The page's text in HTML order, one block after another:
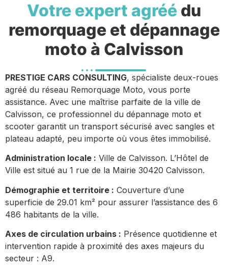
Votre expert agréé du
remorquage et dépannage
moto à Calvisson
PRESTIGE CARS CONSULTING, spécialiste deux-roues
agréé du réseau Remorquage Moto, vous porte
assistance. Avec une maîtrise parfaite de la ville de
Calvisson, ce professionnel du dépannage moto et
scooter garantit un transport sécurisé avec sangles et
plateau adapté, peu importe où vous êtes immobilisé.
Administration locale : Ville de Calvisson. L’Hôtel de
Ville est situé au 1 rue de la Mairie 30420 Calvisson.
Démographie et territoire : Couverture d’une
superficie de 29.01 km² pour assurer l’assistance des 6
486 habitants de la ville.
Axes de circulation urbains : Présence quotidienne et
intervention rapide à proximité des axes majeurs du
secteur : A9.